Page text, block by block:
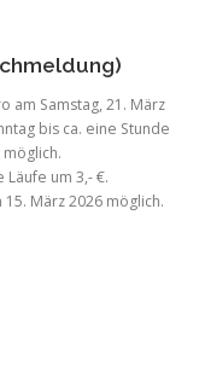
am Samstag, 21. März
bis ca. eine Stunde
um 3,- €.
März 2026 möglich.